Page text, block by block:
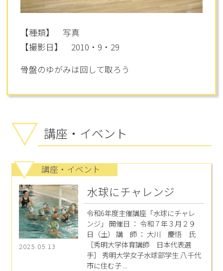
【種類】 写真
【撮影日】 2010・9・29
骨盤のゆがみは回して取ろう
講座・イベント
講座・イベント
2025.05.13
水球にチャレンジ
令和6年度主催講座「水球にチャレ
ンジ」 開催日 ： 令和７年３月２９
日（土） 講 師 ： 大川 慶悟 氏
［秀明大学体育講師 日本代表選
手］ 秀明大学女子水球部学生 八千代
市に住む子 ...